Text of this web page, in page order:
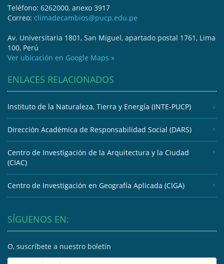
Teléfono: 6262000, anexo 3917
Correo: climadecambios@pucp.edu.pe
Av. Universitaria 1801, San Miguel, apartado postal 1761, Lima
100, Perú
Ver ubicación en Google Maps »
ENLACES RELACIONADOS
Instituto de la Naturaleza, Tierra y Energía (INTE-PUCP)
Dirección Académica de Responsabilidad Social (DARS)
Centro de Investigación de la Arquitectura y la Ciudad
(CIAC)
Centro de Investigación en Geografía Aplicada (CIGA)
SÍGUENOS EN:
O, suscríbete a nuestro boletín